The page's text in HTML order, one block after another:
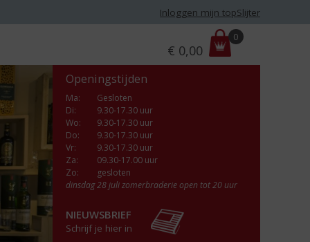
Inloggen mijn topSlijter
r
i
€ 0,00
0
Openingstijden
Ma:
Gesloten
Di:
9.30-17.30 uur
Wo:
9.30-17.30 uur
Do:
9.30-17.30 uur
Vr:
9.30-17.30 uur
Za:
09.30-17.00 uur
Zo:
gesloten
dinsdag 28 juli zomerbraderie open tot 20 uur
NIEUWSBRIEF
Schrijf je hier in